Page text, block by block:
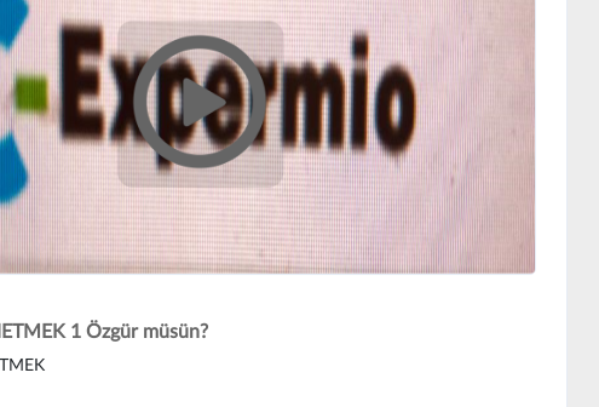
1 Özgür müsün?